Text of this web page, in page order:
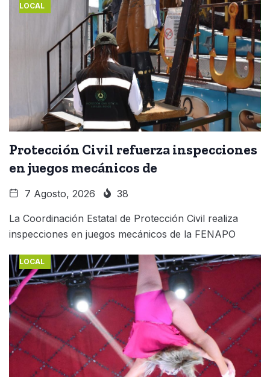
LOCAL
Protección Civil refuerza inspecciones
en juegos mecánicos de
7 Agosto, 2026 38
La Coordinación Estatal de Protección Civil realiza
inspecciones en juegos mecánicos de la FENAPO
LOCAL